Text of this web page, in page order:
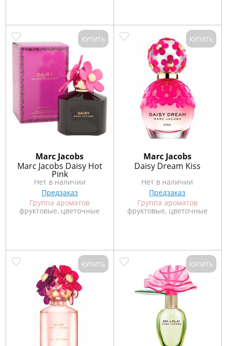
КУПИТЬ
Marс Jacobs
Marc Jacobs Daisy Hot
Pink
Нет в наличии
Предзаказ
Группа ароматов
фруктовые, цветочные
КУПИТЬ
Marс Jacobs
Daisy Dream Kiss
Нет в наличии
Предзаказ
Группа ароматов
фруктовые, цветочные
КУПИТЬ КУПИТЬ